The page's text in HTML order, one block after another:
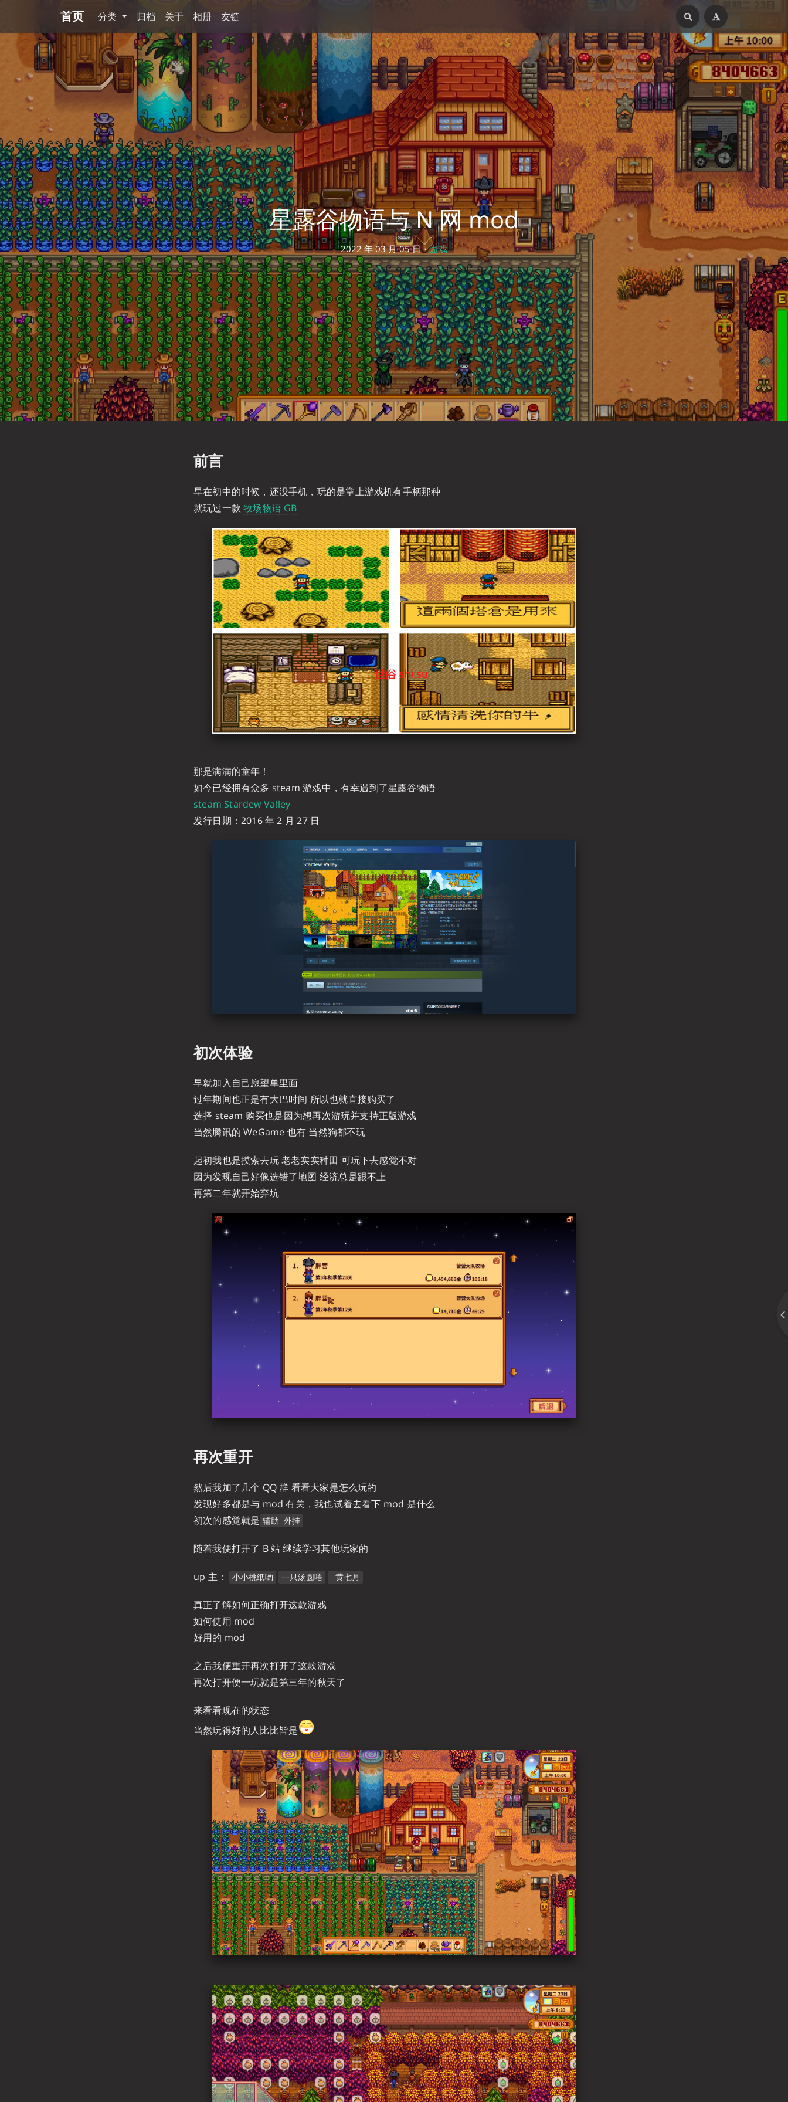
首页 分类 归档 关于 相册 友链
星露谷物语与 N 网 mod
2022 年 03 月 05 日・游戏
前言
早在初中的时候，还没手机，玩的是掌上游戏机有手柄那种
就玩过一款牧场物语 GB
那是满满的童年！
如今已经拥有众多 steam 游戏中，有幸遇到了星露谷物语
steam Stardew Valley
发行日期：2016 年 2 月 27 日
初次体验
早就加入自己愿望单里面
过年期间也正是有大巴时间 所以也就直接购买了
选择 steam 购买也是因为想再次游玩并支持正版游戏
当然腾讯的 WeGame 也有 当然狗都不玩
起初我也是摸索去玩 老老实实种田 可玩下去感觉不对
因为发现自己好像选错了地图 经济总是跟不上
再第二年就开始弃坑
再次重开
然后我加了几个 QQ 群 看看大家是怎么玩的
发现好多都是与 mod 有关，我也试着去看下 mod 是什么
初次的感觉就是 辅助 外挂
随着我便打开了 B 站 继续学习其他玩家的
up 主： 小小桃纸哟 一只汤圆唔 -黄七月
真正了解如何正确打开这款游戏
如何使用 mod
好用的 mod
之后我便重开再次打开了这款游戏
再次打开便一玩就是第三年的秋天了
来看看现在的状态
当然玩得好的人比比皆是